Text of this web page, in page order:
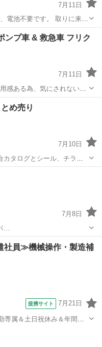
7月11日
電池不要です。 取りに来て
モデル
ンプ車 & 救急車 フリク
7月11日
、左ハシゴの紛失 両車両
ー 救急車
め売り
7月10日
カタログとシール、チラシ
ゃ
7月8日
…
社員≫機械操作・製造補
提携サイト 7月21日
専属＆土日祝休み＆年間休